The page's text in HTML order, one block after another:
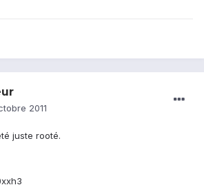
2011
juste rooté.